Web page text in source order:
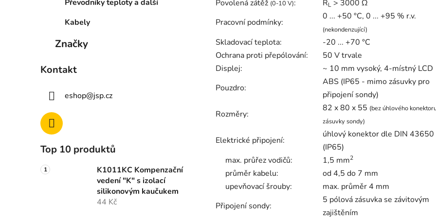
Převodníky teploty a další
Kabely
Značky
Kontakt
eshop@jsp.cz
Top 10 produktů
K1011KC Kompenzační
vedení "K" s izolací
silikonovým kaučukem
44 Kč
Povolená zátěž (0-10 V): RL > 3000 Ώ
Pracovní podmínky:
0 ... +50 °C, 0 ... +95 % r.v.
(nekondenzující)
Skladovací teplota:
-20 ... +70 °C
Ochrana proti přepólování:
50 V trvale
Displej:
~ 10 mm vysoký, 4-místný LCD
Pouzdro:
ABS (IP65 - mimo zásuvky pro
připojení sondy)
Rozměry:
82 x 80 x 55 (bez úhlového
zásuvky sondy)
Elektrické připojení:
úhlový konektor dle DIN 43650
(IP65)
max. průřez vodičů:
1,5 mm2
průměr kabelu:
od 4,5 do 7 mm
upevňovací šrouby:
max. průměr 4 mm
Připojení sondy:
5 pólová zásuvka se závitovým
zajištěním